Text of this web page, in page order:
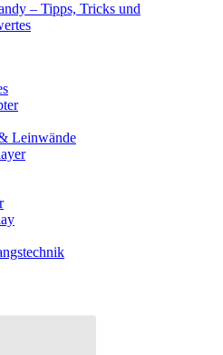
– Tipps, Tricks und
Leinwände